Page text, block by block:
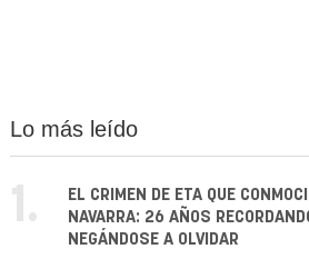
Lo más leído
1.
EL CRIMEN DE ETA QUE
NAVARRA: 26 AÑOS
NEGÁNDOSE A OLVIDAR